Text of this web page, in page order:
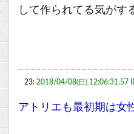
して作られてる気がす
23: 2018/04/08(日) 12:06:31.57
アトリエも最初期は女